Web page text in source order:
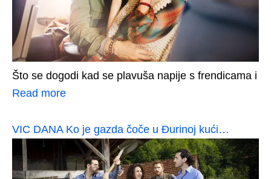
Što se dogodi kad se plavuša napije s frendicama i
Read more
VIC DANA Ko je gazda čoče u Đurinoj kući…